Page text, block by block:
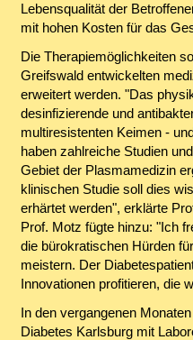
Lebensqualität der
mit hohen Kosten für das
Die Therapiemöglichkeiten
Greifswald entwickelten
erweitert werden. "Das
desinfizierende und
multiresistenten Keimen -
haben zahlreiche Studien
Gebiet der Plasmamedizin
klinischen Studie soll dies
erhärtet werden", erklärte
Prof. Motz fügte hinzu: "Ich
die bürokratischen Hürden
meistern. Der
Innovationen profitieren, die
In den vergangenen
Diabetes Karlsburg mit